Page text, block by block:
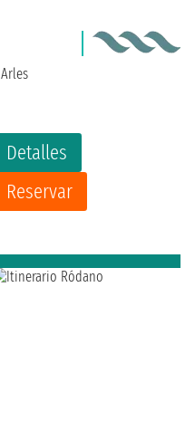
Detalles
Reservar
Arles